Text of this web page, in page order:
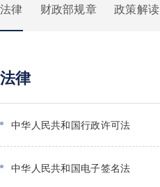
法律 财政部规章 政策解读
法律
中华人民共和国行政许可法
中华人民共和国电子签名法